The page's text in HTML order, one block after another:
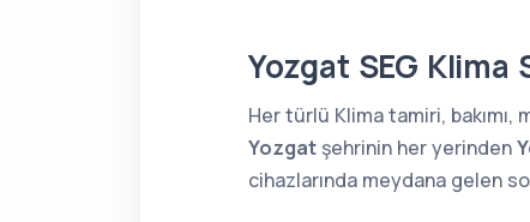
Yozgat SEG Klima
Her türlü Klima tamiri,
Yozgat şehrinin her yerinden
cihazlarında meydana gelen